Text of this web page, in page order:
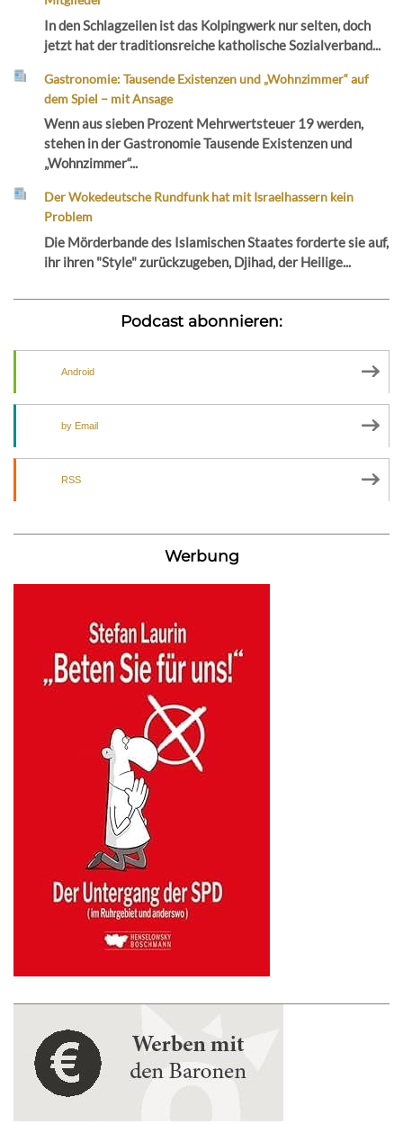
In den Schlagzeilen ist das Kolpingwerk nur selten, doch
jetzt hat der traditionsreiche katholische Sozialverband...
Gastronomie: Tausende Existenzen und „Wohnzimmer“ auf
dem Spiel – mit Ansage
Wenn aus sieben Prozent Mehrwertsteuer 19 werden,
stehen in der Gastronomie Tausende Existenzen und
„Wohnzimmer“...
Der Wokedeutsche Rundfunk hat mit Israelhassern kein
Problem
Die Mörderbande des Islamischen Staates forderte sie auf,
ihr ihren "Style" zurückzugeben, Djihad, der Heilige...
Podcast abonnieren:
Android
by Email
RSS
Werbung